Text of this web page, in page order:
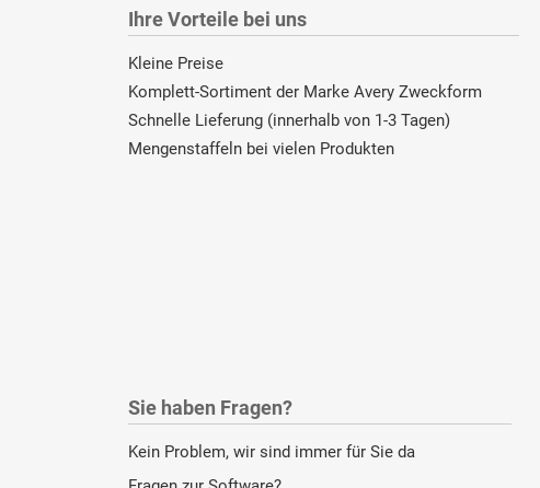
Ihre Vorteile bei uns
Kleine Preise
Komplett-Sortiment der Marke Avery Zweckform
Schnelle Lieferung (innerhalb von 1-3 Tagen)
Mengenstaffeln bei vielen Produkten
Sie haben Fragen?
Kein Problem, wir sind immer für Sie da